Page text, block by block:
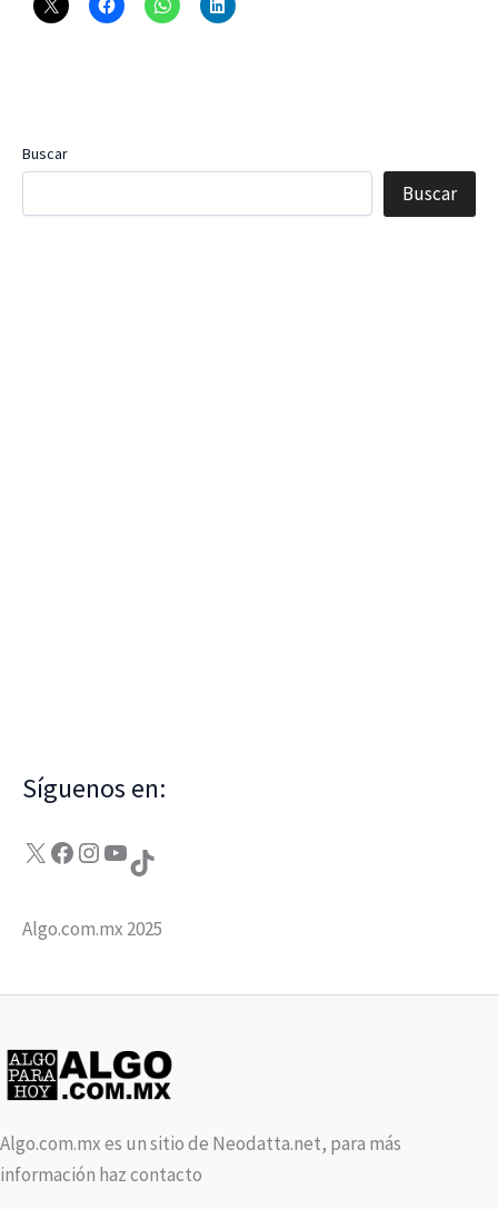
Buscar
Buscar
Síguenos en:
X Facebook Instagram YouTube TikTok
Algo.com.mx 2025
Algo.com.mx es un sitio de Neodatta.net, para más
información haz contacto